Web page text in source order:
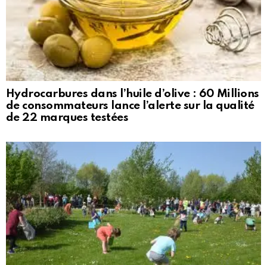
Hydrocarbures dans l’huile d’olive : 60 Millions
de consommateurs lance l’alerte sur la qualité
de 22 marques testées